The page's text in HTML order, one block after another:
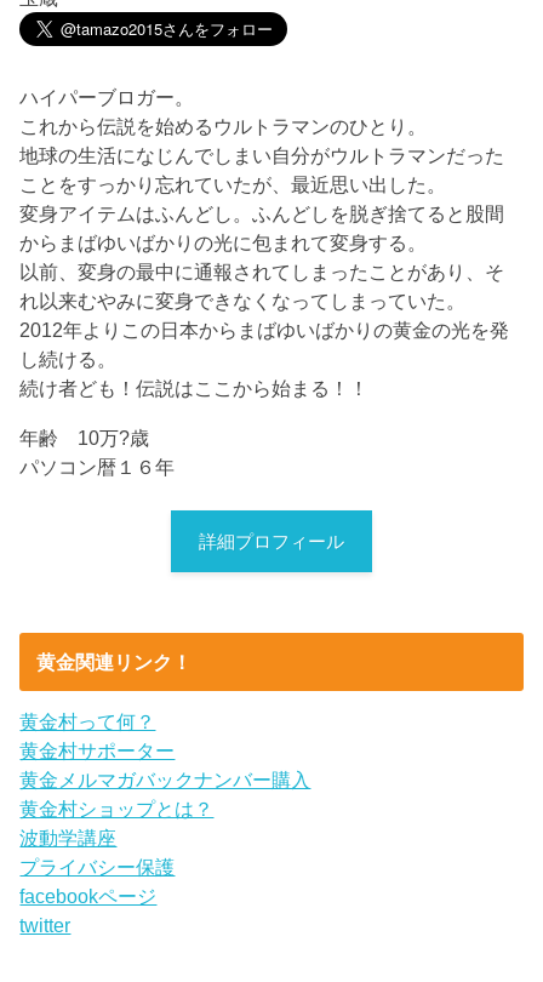
ハイパーブロガー。
これから伝説を始めるウルトラマンのひとり。
地球の生活になじんでしまい自分がウルトラマンだった
ことをすっかり忘れていたが、最近思い出した。
変身アイテムはふんどし。ふんどしを脱ぎ捨てると股間
からまばゆいばかりの光に包まれて変身する。
以前、変身の最中に通報されてしまったことがあり、そ
れ以来むやみに変身できなくなってしまっていた。
2012年よりこの日本からまばゆいばかりの黄金の光を発
し続ける。
続け者ども！伝説はここから始まる！！
年齢 10万?歳
パソコン暦１６年
詳細プロフィール
黄金関連リンク！
黄金村って何？
黄金村サポーター
黄金メルマガバックナンバー購入
黄金村ショップとは？
波動学講座
プライバシー保護
facebookページ
twitter